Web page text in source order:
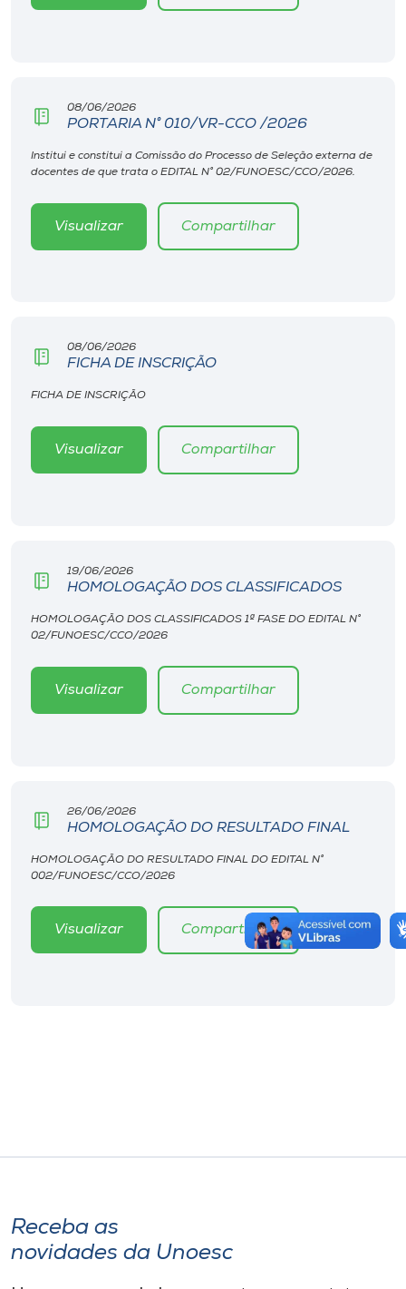
Unoesc
Store
Selecione
08/06/2026
PORTARIA N° 010/VR-CCO /2026
Institui e constitui a Comissão do Processo de Seleção externa de
docentes de que trata o EDITAL N° 02/FUNOESC/CCO/2026.
Visualizar Compartilhar
08/06/2026
FICHA DE INSCRIÇÃO
FICHA DE INSCRIÇÃO
Visualizar Compartilhar
19/06/2026
HOMOLOGAÇÃO DOS CLASSIFICADOS
HOMOLOGAÇÃO DOS CLASSIFICADOS 1ª FASE DO EDITAL N°
02/FUNOESC/CCO/2026
Visualizar Compartilhar
26/06/2026
HOMOLOGAÇÃO DO RESULTADO FINAL
HOMOLOGAÇÃO DO RESULTADO FINAL DO EDITAL N°
002/FUNOESC/CCO/2026
Visualizar Compartilhar
Receba as
novidades da Unoesc